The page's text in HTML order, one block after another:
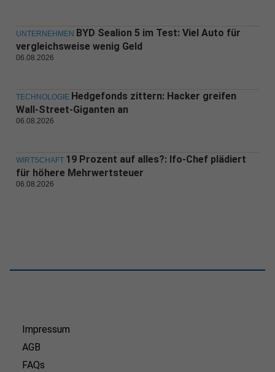
UNTERNEHMEN BYD Sealion 5 im Test: Viel Auto für
vergleichsweise wenig Geld
06.08.2026
TECHNOLOGIE Hedgefonds zittern: Hacker greifen
Wall-Street-Giganten an
06.08.2026
WIRTSCHAFT 19 Prozent auf alles?: Ifo-Chef plädiert
für höhere Mehrwertsteuer
06.08.2026
Impressum
AGB
FAQs